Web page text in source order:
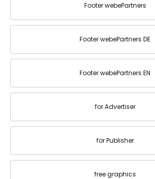
Footer webePartners
Footer webePartners DE
Footer webePartners EN
for Advertiser
for Publisher
free graphics